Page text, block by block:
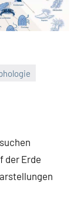
der Erde